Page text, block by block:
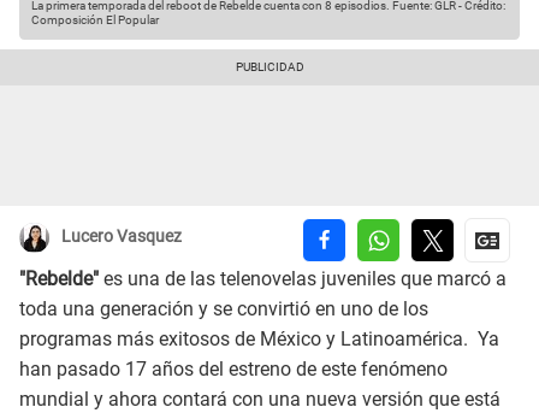
La primera temporada del reboot de Rebelde cuenta con 8 episodios. Fuente: GLR-Crédito:
Composición El Popular
Lucero Vasquez
"Rebelde" es una de las telenovelas juveniles que marcó a
toda una generación y se convirtió en uno de los
programas más exitosos de México y Latinoamérica. Ya
han pasado 17 años del estreno de este fenómeno
mundial y ahora contará con una nueva versión que está